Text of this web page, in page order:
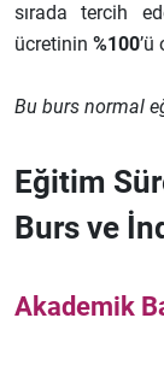
sırada tercih
ücretinin %100’ü
Bu burs normal
Eğitim
Burs ve
Akademik